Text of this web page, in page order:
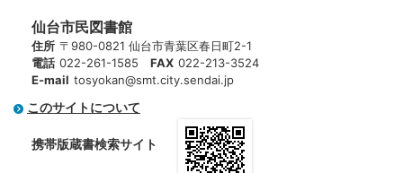
仙台市民図書館
住所 〒980-0821 仙台市青葉区春日町2-1
電話 022-261-1585 FAX 022-213-3524
E-mail tosyokan@smt.city.sendai.jp
このサイトについて
携帯版蔵書検索サイト